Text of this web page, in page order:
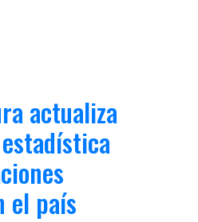
actualiza
el país